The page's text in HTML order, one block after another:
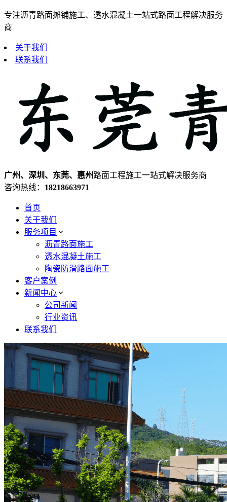
专注沥青路面摊铺施工、透水混凝土一站式路面工程解决服务
商
关于我们
联系我们
广州、深圳、东莞、惠州路面工程施工一站式解决服务商
咨询热线： 18218663971
首页
关于我们
服务项目
沥青路面施工
透水混凝土施工
陶瓷防滑路面施工
客户案例
新闻中心
公司新闻
行业资讯
联系我们